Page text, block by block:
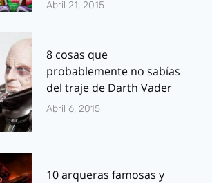
Abril 21, 2015
8 cosas que
probablemente no sabías
del traje de Darth Vader
Abril 6, 2015
10 arqueras famosas y